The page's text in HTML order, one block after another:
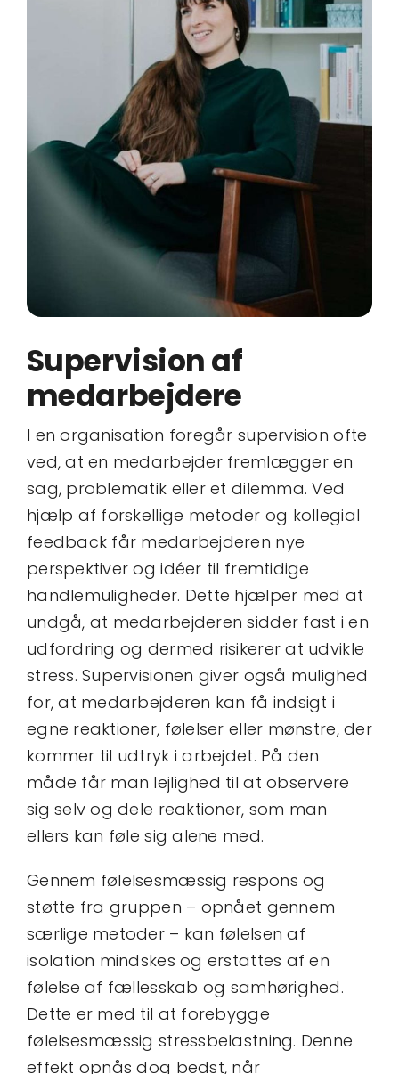
Supervision af
medarbejdere
I en organisation foregår supervision ofte
ved, at en medarbejder fremlægger en
sag, problematik eller et dilemma. Ved
hjælp af forskellige metoder og kollegial
feedback får medarbejderen nye
perspektiver og idéer til fremtidige
handlemuligheder. Dette hjælper med at
undgå, at medarbejderen sidder fast i en
udfordring og dermed risikerer at udvikle
stress. Supervisionen giver også mulighed
for, at medarbejderen kan få indsigt i
egne reaktioner, følelser eller mønstre, der
kommer til udtryk i arbejdet. På den
måde får man lejlighed til at observere
sig selv og dele reaktioner, som man
ellers kan føle sig alene med.
Gennem følelsesmæssig respons og
støtte fra gruppen – opnået gennem
særlige metoder – kan følelsen af
isolation mindskes og erstattes af en
følelse af fællesskab og samhørighed.
Dette er med til at forebygge
følelsesmæssig stressbelastning. Denne
effekt opnås dog bedst, når